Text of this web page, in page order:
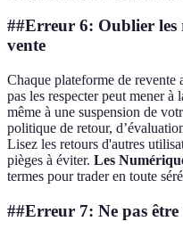
##Erreur 6: Oublier les
vente
Chaque plateforme de revente
pas les respecter peut mener à
même à une suspension de
politique de retour,
Lisez les retours d'autres
pièges à éviter. Les
termes pour trader en toute
##Erreur 7: Ne pas